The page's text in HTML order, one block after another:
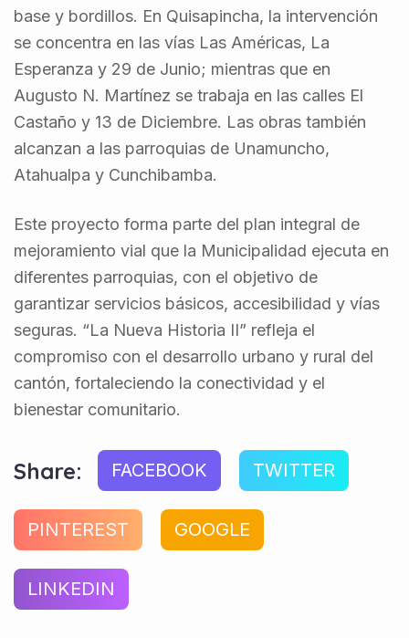
base y bordillos. En Quisapincha, la intervención
se concentra en las vías Las Américas, La
Esperanza y 29 de Junio; mientras que en
Augusto N. Martínez se trabaja en las calles El
Castaño y 13 de Diciembre. Las obras también
alcanzan a las parroquias de Unamuncho,
Atahualpa y Cunchibamba.
Este proyecto forma parte del plan integral de
mejoramiento vial que la Municipalidad ejecuta en
diferentes parroquias, con el objetivo de
garantizar servicios básicos, accesibilidad y vías
seguras. “La Nueva Historia II” refleja el
compromiso con el desarrollo urbano y rural del
cantón, fortaleciendo la conectividad y el
bienestar comunitario.
Share: FACEBOOK TWITTER
PINTEREST GOOGLE
LINKEDIN